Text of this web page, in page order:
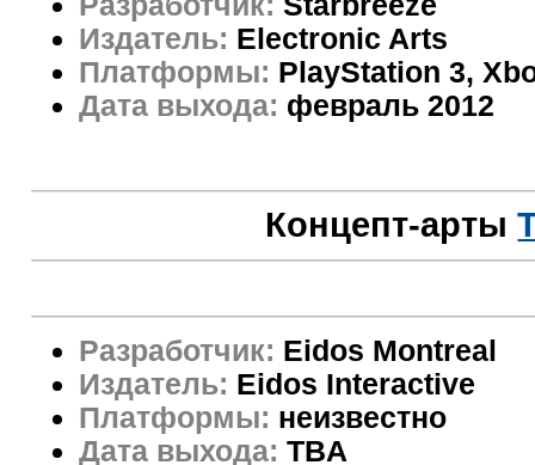
Издатель: Electronic Arts
Платформы: PlayStation 3,
Дата выхода: февраль 2012
Концепт-арты
Разработчик: Eidos Montreal
Издатель: Eidos Interactive
Платформы: неизвестно
Дата выхода: TBA